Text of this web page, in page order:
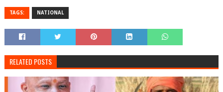
TAGS: NATIONAL
RELATED POSTS